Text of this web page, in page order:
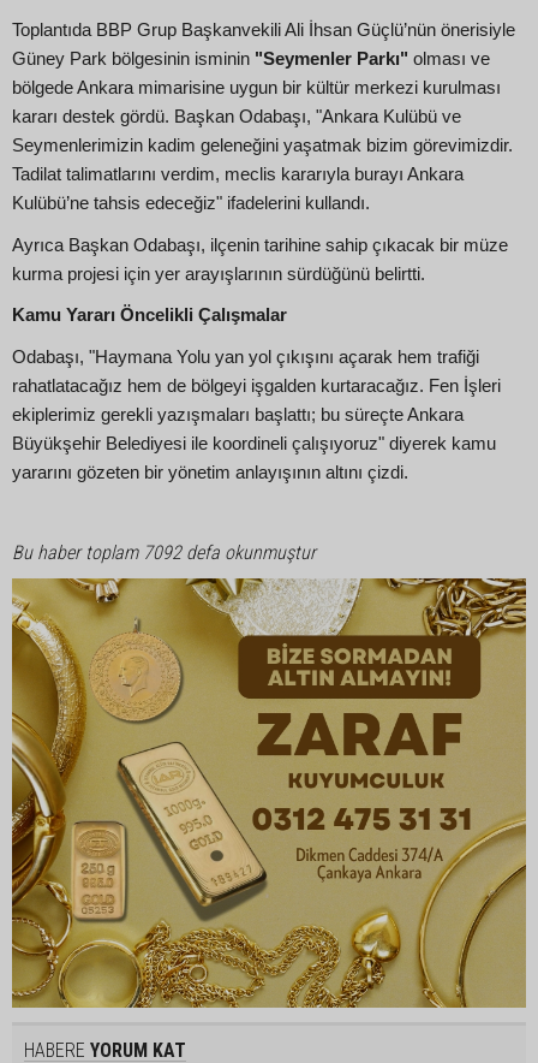
Toplantıda BBP Grup Başkanvekili Ali İhsan Güçlü’nün önerisiyle
Güney Park bölgesinin isminin "Seymenler Parkı" olması ve
bölgede Ankara mimarisine uygun bir kültür merkezi kurulması
kararı destek gördü. Başkan Odabaşı, "Ankara Kulübü ve
Seymenlerimizin kadim geleneğini yaşatmak bizim görevimizdir.
Tadilat talimatlarını verdim, meclis kararıyla burayı Ankara
Kulübü’ne tahsis edeceğiz" ifadelerini kullandı.
Ayrıca Başkan Odabaşı, ilçenin tarihine sahip çıkacak bir müze
kurma projesi için yer arayışlarının sürdüğünü belirtti.
Kamu Yararı Öncelikli Çalışmalar
Odabaşı, "Haymana Yolu yan yol çıkışını açarak hem trafiği
rahatlatacağız hem de bölgeyi işgalden kurtaracağız. Fen İşleri
ekiplerimiz gerekli yazışmaları başlattı; bu süreçte Ankara
Büyükşehir Belediyesi ile koordineli çalışıyoruz" diyerek kamu
yararını gözeten bir yönetim anlayışının altını çizdi.
Bu haber toplam 7092 defa okunmuştur
HABERE YORUM KAT